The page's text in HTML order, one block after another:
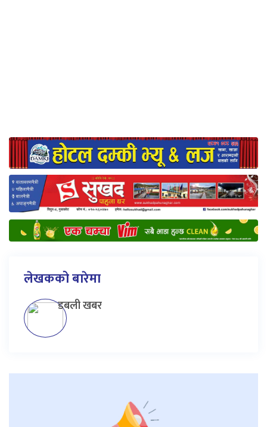
लेखकको बारेमा
डबली खबर